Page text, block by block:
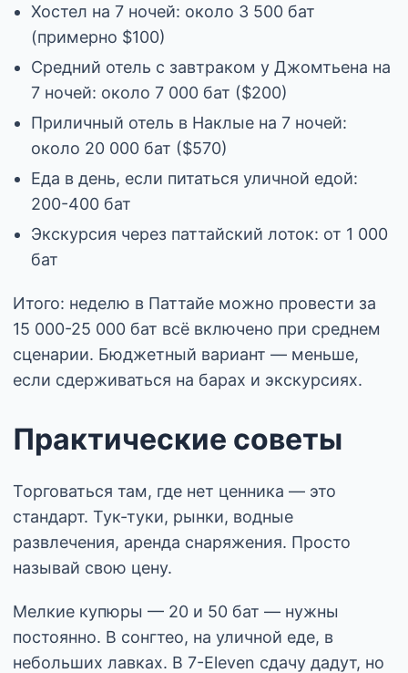
Хостел на 7 ночей: около 3 500 бат
(примерно $100)
Средний отель с завтраком у Джомтьена на
7 ночей: около 7 000 бат ($200)
Приличный отель в Наклые на 7 ночей:
около 20 000 бат ($570)
Еда в день, если питаться уличной едой:
200-400 бат
Экскурсия через паттайский лоток: от 1 000
бат
Итого: неделю в Паттайе можно провести за
15 000-25 000 бат всё включено при среднем
сценарии. Бюджетный вариант — меньше,
если сдерживаться на барах и экскурсиях.
Практические советы
Торговаться там, где нет ценника — это
стандарт. Тук-туки, рынки, водные
развлечения, аренда снаряжения. Просто
называй свою цену.
Мелкие купюры — 20 и 50 бат — нужны
постоянно. В сонгтео, на уличной еде, в
небольших лавках. В 7-Eleven сдачу дадут, но